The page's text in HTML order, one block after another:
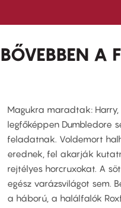
BŐVEBBEN A
Magukra maradtak: Harry,
legfőképpen Dumbledore
feladatnak. Voldemort
erednek, fel akarják
rejtélyes horcruxokat. A
egész varázsvilágot sem.
a háború, a halálfalók